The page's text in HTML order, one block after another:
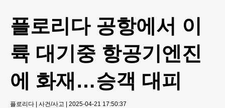
플로리다 공항에서 이
륙 대기중 항공기엔진
에 화재…승객 대피
플로리다 | 사건/사고 | 2025-04-21 17:50:37